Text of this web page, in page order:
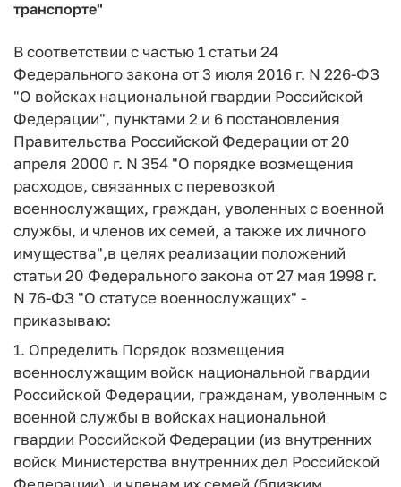
транспорте"
В соответствии с частью 1 статьи 24
Федерального закона от 3 июля 2016 г. N 226-ФЗ
"О войсках национальной гвардии Российской
Федерации", пунктами 2 и 6 постановления
Правительства Российской Федерации от 20
апреля 2000 г. N 354 "О порядке возмещения
расходов, связанных с перевозкой
военнослужащих, граждан, уволенных с военной
службы, и членов их семей, а также их личного
имущества",в целях реализации положений
статьи 20 Федерального закона от 27 мая 1998 г.
N 76-ФЗ "О статусе военнослужащих" -
приказываю:
1. Определить Порядок возмещения
военнослужащим войск национальной гвардии
Российской Федерации, гражданам, уволенным с
военной службы в войсках национальной
гвардии Российской Федерации (из внутренних
войск Министерства внутренних дел Российской